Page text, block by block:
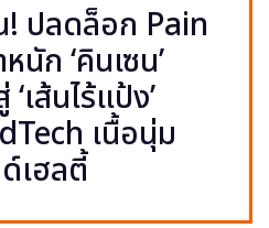
ปลดล็อก Pain
ก ‘คินเซน’
‘เส้นไร้แป้ง’
เนื้อนุ่ม
เฮลตี้